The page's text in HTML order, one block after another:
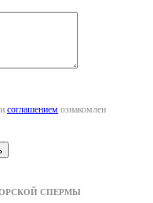
и соглашением ознакомлен
СПЕРМЫ